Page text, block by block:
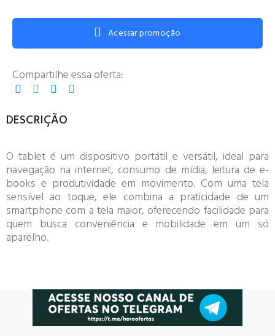
Acessar promoção
Compartilhe essa oferta:
DESCRIÇÃO
O tablet é um dispositivo portátil e versátil, ideal para
navegação na internet, consumo de mídia, leitura de e-
books e produtividade em movimento. Com uma tela
sensível ao toque, ele combina a praticidade de um
smartphone com a tela maior, oferecendo facilidade para
quem busca conveniência e mobilidade em um só
aparelho.